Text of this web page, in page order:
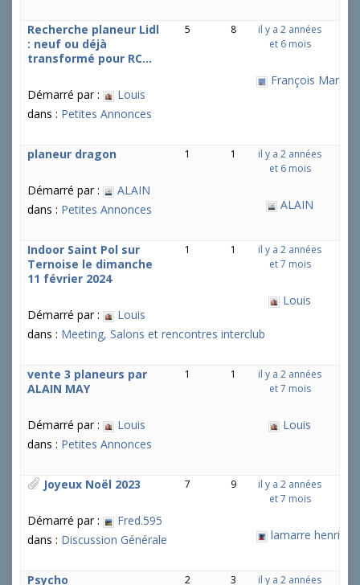
Recherche planeur Lidl
: neuf ou déjà
transformé pour RC…
Démarré par :
Louis
dans : Petites Annonces
5 8
il y a 2 années
et 6 mois
François Martin
planeur dragon
Démarré par :
ALAIN
dans : Petites Annonces
1 1
il y a 2 années
et 6 mois
ALAIN
Indoor Saint Pol sur
Ternoise le dimanche
11 février 2024
Démarré par :
Louis
dans : Meeting, Salons et rencontres interclub
1 1
il y a 2 années
et 7 mois
Louis
vente 3 planeurs par
ALAIN MAY
Démarré par :
Louis
dans : Petites Annonces
1 1
il y a 2 années
et 7 mois
Louis
Joyeux Noël 2023
Démarré par :
Fred.595
dans : Discussion Générale
7 9
il y a 2 années
et 7 mois
lamarre henri
Psycho 2 3 il y a 2 années